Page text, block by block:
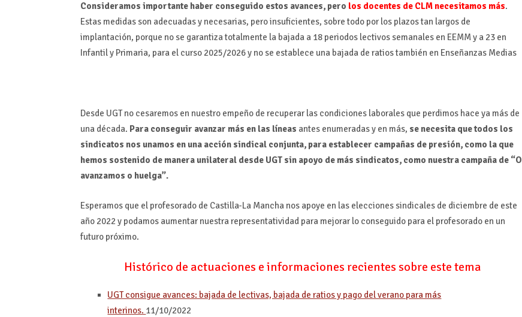
Consideramos importante haber conseguido estos avances, pero los docentes de CLM necesitamos más.
Estas medidas son adecuadas y necesarias, pero insuficientes, sobre todo por los plazos tan largos de
implantación, porque no se garantiza totalmente la bajada a 18 periodos lectivos semanales en EEMM y a 23 en
Infantil y Primaria, para el curso 2025/2026 y no se establece una bajada de ratios también en Enseñanzas Medias
Desde UGT no cesaremos en nuestro empeño de recuperar las condiciones laborales que perdimos hace ya más de
una década. Para conseguir avanzar más en las líneas antes enumeradas y en más, se necesita que todos los
sindicatos nos unamos en una acción sindical conjunta, para establecer campañas de presión, como la que
hemos sostenido de manera unilateral desde UGT sin apoyo de más sindicatos, como nuestra campaña de “O
avanzamos o huelga”.
Esperamos que el profesorado de Castilla-La Mancha nos apoye en las elecciones sindicales de diciembre de este
año 2022 y podamos aumentar nuestra representatividad para mejorar lo conseguido para el profesorado en un
futuro próximo.
Histórico de actuaciones e informaciones recientes sobre este tema
UGT consigue avances: bajada de lectivas, bajada de ratios y pago del verano para más
interinos. 11/10/2022